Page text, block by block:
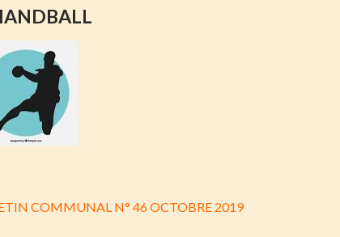
COMMUNAL N° 46 OCTOBRE 2019